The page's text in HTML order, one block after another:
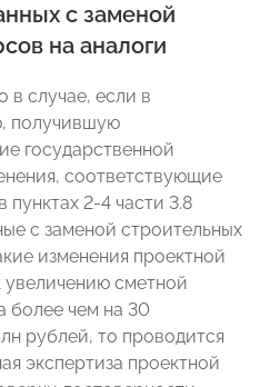
с заменой
на аналоги
в случае, если в
получившую
государственной
соответствующие
2-4 части 3.8
с заменой строительных
изменения проектной
увеличению сметной
более чем на 30
рублей, то проводится
экспертиза проектной